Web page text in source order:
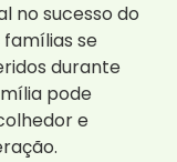
no sucesso do
se
durante
pode
e